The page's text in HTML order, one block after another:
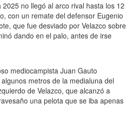
no llegó al arco rival hasta los 12
con un remate del defensor Eugenio
que fue desviado por Velazco sobre
dando en el palo, antes de irse
mediocampista Juan Gauto
metros de la medialuna del
de Velazco, que alcanzó a
una pelota que se iba apenas